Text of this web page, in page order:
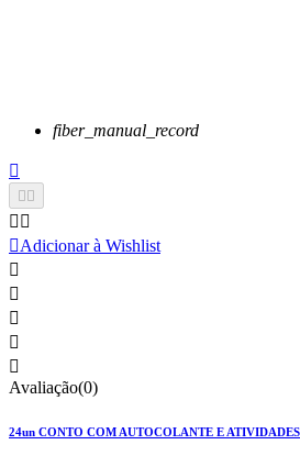
fiber_manual_record

 
 
Adicionar à Wishlist





Avaliação(0)
24un CONTO COM AUTOCOLANTE E